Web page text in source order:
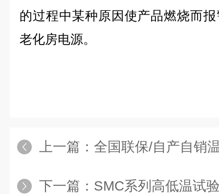
的过程中某种原因使产品燃烧而
老化房电源。
上一篇： 全国联保/自产自销
下一篇： SMC系列高低温试